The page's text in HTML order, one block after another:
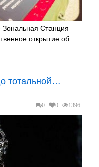
Станция
открытие об...
тотальной…
0 0 1396